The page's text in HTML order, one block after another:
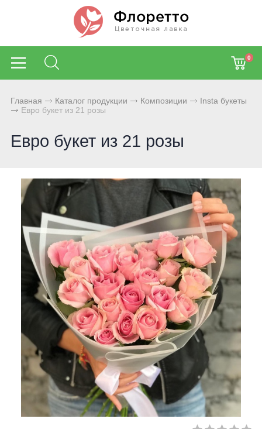
0
Главная Каталог продукции Композиции
Insta букеты
Евро букет из 21 розы
Евро букет из 21 розы